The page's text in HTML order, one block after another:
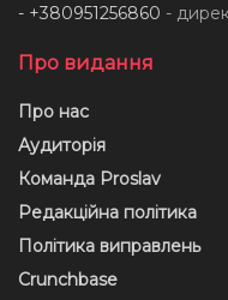
- +380951256860 -
Про видання
Про нас
Аудиторія
Команда Proslav
Редакційна політика
Політика виправлень
Crunchbase